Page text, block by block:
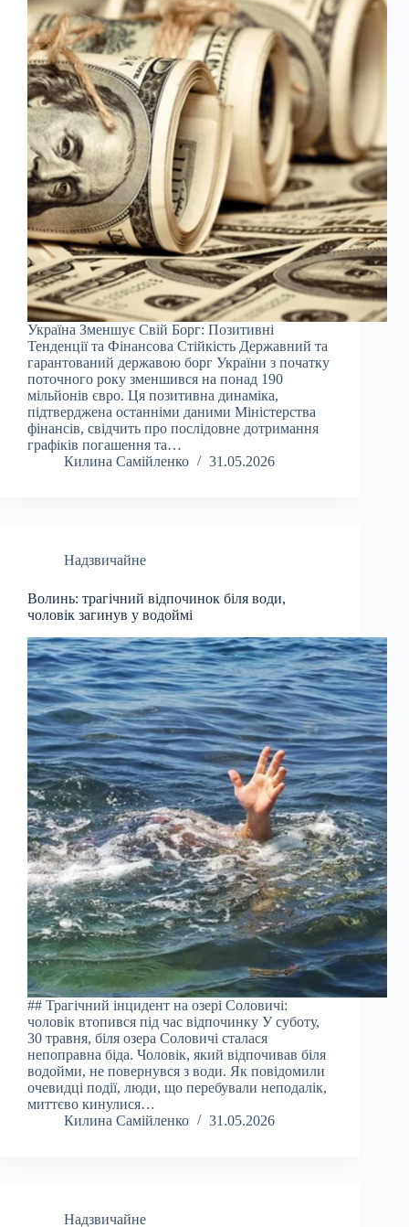
Україна Зменшує Свій Борг: Позитивні
Тенденції та Фінансова Стійкість Державний та
гарантований державою борг України з початку
поточного року зменшився на понад 190
мільйонів євро. Ця позитивна динаміка,
підтверджена останніми даними Міністерства
фінансів, свідчить про послідовне дотримання
графіків погашення та…
Килина Самійленко
31.05.2026
Надзвичайне
Волинь: трагічний відпочинок біля води,
чоловік загинув у водоймі
## Трагічний інцидент на озері Соловичі:
чоловік втопився під час відпочинку У суботу,
30 травня, біля озера Соловичі сталася
непоправна біда. Чоловік, який відпочивав біля
водойми, не повернувся з води. Як повідомили
очевидці події, люди, що перебували неподалік,
миттєво кинулися…
Килина Самійленко
31.05.2026
Надзвичайне